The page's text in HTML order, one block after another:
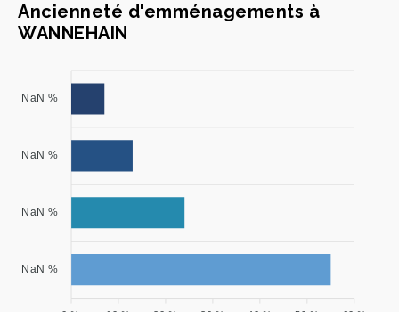
Ancienneté d'emménagements à
WANNEHAIN
NaN %
NaN %
NaN %
NaN %